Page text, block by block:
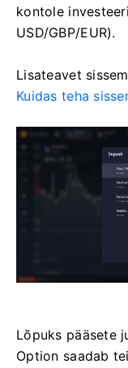
kontole
USD/GBP/EUR).
Lisateavet
Kuidas teha
Lõpuks pääsete
Option saadab